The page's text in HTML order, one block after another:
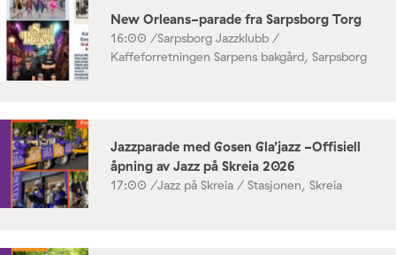
New Orleans-parade fra Sarpsborg Torg
16:00 /Sarpsborg Jazzklubb /
Kaffeforretningen Sarpens bakgård, Sarpsborg
Jazzparade med Gosen Gla’jazz -Offisiell
åpning av Jazz på Skreia 2026
17:00 /Jazz på Skreia / Stasjonen, Skreia